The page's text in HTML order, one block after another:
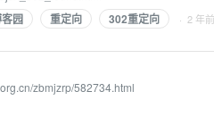
园 重定向 302重定向 · 2 年前
zbmjzrp/582734.html